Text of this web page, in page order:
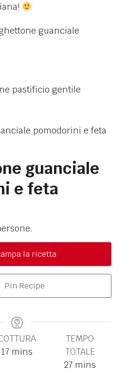
guanciale
e feta
la ricetta
Pin Recipe
17 mins
TEMPO
TOTALE
27 mins